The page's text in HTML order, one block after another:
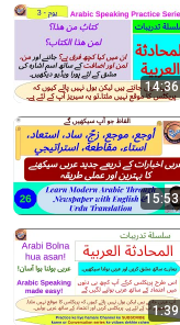
14:36
15:53
1:39